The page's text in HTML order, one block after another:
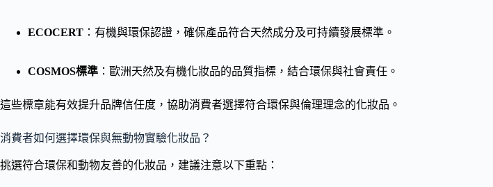
ECOCERT ：有機與環保認證，確保產品符合天然成分及可持續發展標準。
COSMOS標準 ：歐洲天然及有機化妝品的品質指標，結合環保與社會責任。
這些標章能有效提升品牌信任度，協助消費者選擇符合環保與倫理理念的化妝品。
消費者如何選擇環保與無動物實驗化妝品？
挑選符合環保和動物友善的化妝品，建議注意以下重點：